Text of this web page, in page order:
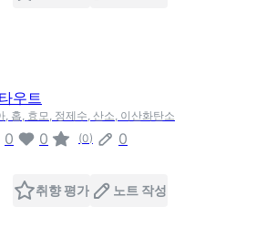
우트
, 홉, 효모, 정제수, 산소, 이산화탄소
0 0 (0) 0
취향 평가 노트 작성